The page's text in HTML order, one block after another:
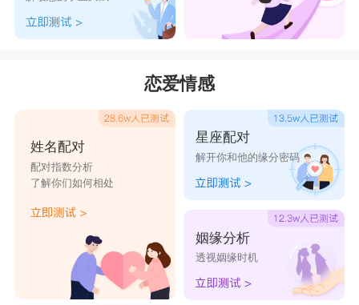
恋爱情感
姓名配对
配对指数分析
了解你们如何相处
星座配对
解开你和他的缘分密码
姻缘分析
透视姻缘时机